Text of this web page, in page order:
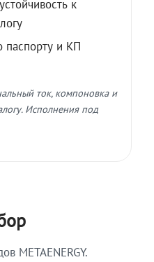
к
паспорту и КП
ток, компоновка и
Исполнения под
METAENERGY.